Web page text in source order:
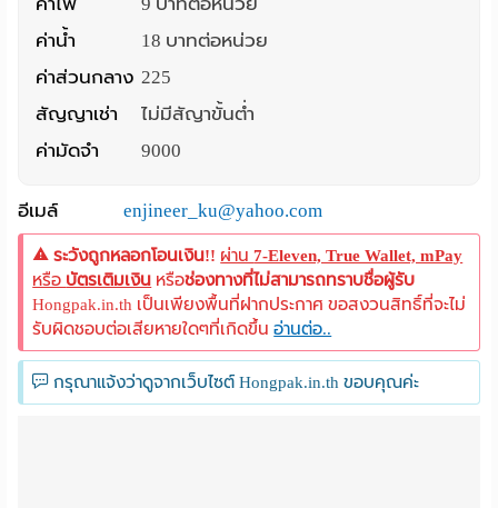
ค่าน้ำ
18 บาทต่อหน่วย
ค่าส่วนกลาง 225
สัญญาเช่า
ไม่มีสัญาขั้นต่ำ
ค่ามัดจำ
9000
อีเมล์ enjineer_ku@yahoo.com
ระวังถูกหลอกโอนเงิน!! ผ่าน7-Eleven, True Wallet, mPay
หรือ บัตรเติมเงิน หรือช่องทางที่ไม่สามารถทราบชื่อผู้รับ
Hongpak.in.th เป็นเพียงพื้นที่ฝากประกาศ ขอสงวนสิทธิ์ที่จะไม่
รับผิดชอบต่อเสียหายใดๆที่เกิดขึ้นอ่านต่อ..
กรุณาแจ้งว่าดูจากเว็บไซต์ Hongpak.in.th ขอบคุณค่ะ